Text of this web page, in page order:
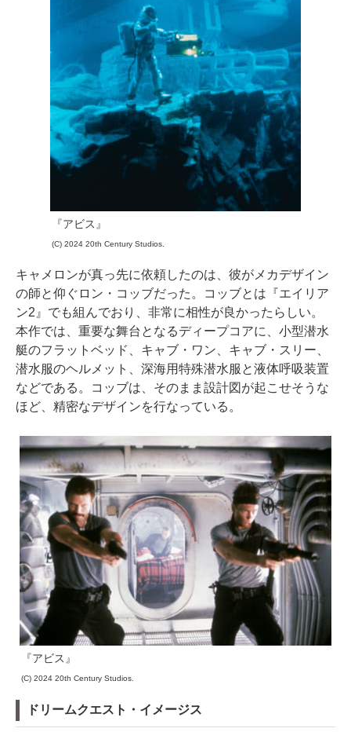
『アビス』
(C) 2024 20th Century Studios.
キャメロンが真っ先に依頼したのは、彼がメカデザイン
の師と仰ぐロン・コッブだった。コッブとは『エイリア
ン2』でも組んでおり、非常に相性が良かったらしい。
本作では、重要な舞台となるディープコアに、小型潜水
艇のフラットベッド、キャブ・ワン、キャブ・スリー、
潜水服のヘルメット、深海用特殊潜水服と液体呼吸装置
などである。コッブは、そのまま設計図が起こせそうな
ほど、精密なデザインを行なっている。
『アビス』
(C) 2024 20th Century Studios.
ドリームクエスト・イメージス